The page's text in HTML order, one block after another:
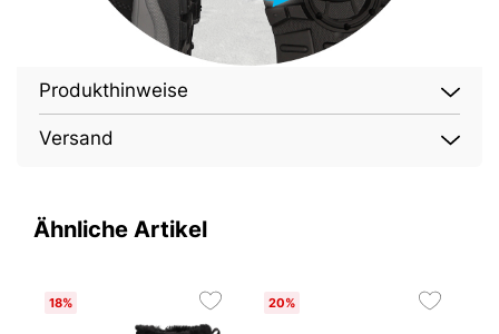
Produkthinweise
Versand
Ähnliche Artikel
18% 20%